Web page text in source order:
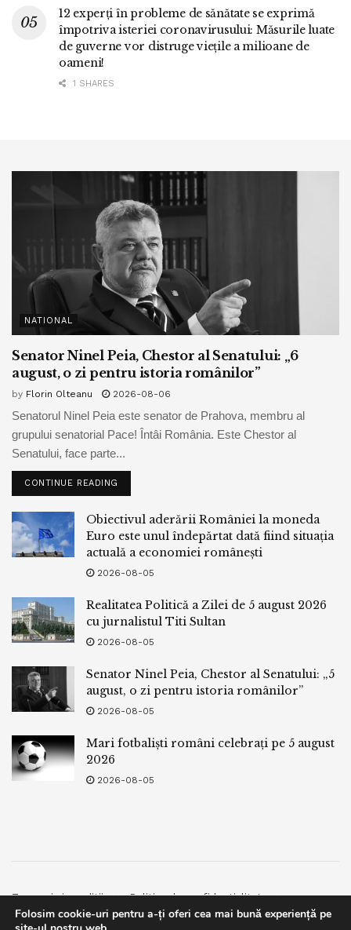
12 experți în probleme de sănătate se exprimă
împotriva isteriei coronavirusului: Măsurile luate
de guverne vor distruge viețile a milioane de
oameni!
1 SHARES
NATIONAL
Senator Ninel Peia, Chestor al Senatului: „6
august, o zi pentru istoria românilor”
by Florin Olteanu 2026-08-06
Senatorul Ninel Peia este senator de Prahova, membru al
grupului senatorial Pace! Întâi România. Este Chestor al
Senatului, face parte...
CONTINUE READING
Obiectivul aderării României la moneda
Euro este unul îndepărtat dată fiind situația
actuală a economiei românești
2026-08-05
Realitatea Politică a Zilei de 5 august 2026
cu jurnalistul Titi Sultan
2026-08-05
Senator Ninel Peia, Chestor al Senatului: „5
august, o zi pentru istoria românilor”
2026-08-05
Mari fotbaliști români celebrați pe 5 august
2026
2026-08-05
Termeni si conditii
Politica de confidentialitate
Facebook
Contact
Folosim cookie-uri pentru a-ți oferi cea mai bună experiență pe